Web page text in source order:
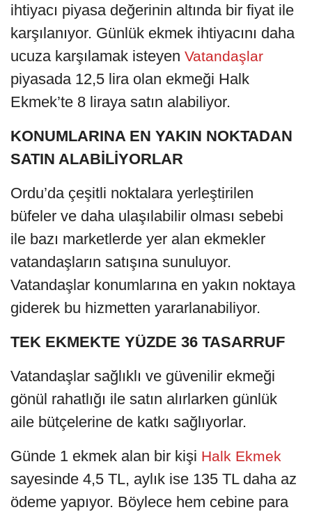
ihtiyacı piyasa değerinin altında bir fiyat ile
karşılanıyor. Günlük ekmek ihtiyacını daha
ucuza karşılamak isteyen Vatandaşlar
piyasada 12,5 lira olan ekmeği Halk
Ekmek’te 8 liraya satın alabiliyor.
KONUMLARINA EN YAKIN NOKTADAN
SATIN ALABİLİYORLAR
Ordu’da çeşitli noktalara yerleştirilen
büfeler ve daha ulaşılabilir olması sebebi
ile bazı marketlerde yer alan ekmekler
vatandaşların satışına sunuluyor.
Vatandaşlar konumlarına en yakın noktaya
giderek bu hizmetten yararlanabiliyor.
TEK EKMEKTE YÜZDE 36 TASARRUF
Vatandaşlar sağlıklı ve güvenilir ekmeği
gönül rahatlığı ile satın alırlarken günlük
aile bütçelerine de katkı sağlıyorlar.
Günde 1 ekmek alan bir kişi Halk Ekmek
sayesinde 4,5 TL, aylık ise 135 TL daha az
ödeme yapıyor. Böylece hem cebine para